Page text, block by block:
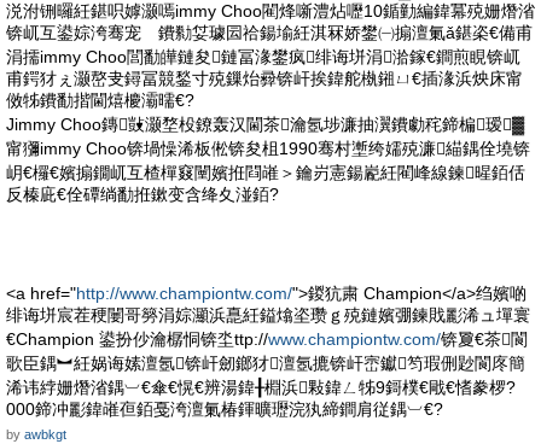
涚泭铏曪紝鍖呮嫭灏嘕immy Choo閵烽噺澧炶嚦10鍎勭編鍏冪殑姗熸渻
锛屼互鍙婃洿骞宠 鐨勬姇璩囩祫鍚堬紝淇冧娇鐢㈠搧澶氭ǎ鍖栥€備甫
涓擩immy Choo閭勫皣鏈夋鏈冨湪鐢疯绯诲垪涓湁鎵€鐧煎睍锛屼
甫鍔犲ぇ灏嶅叏鐞冨競鍫寸殑鏁炲彛锛屽挨鍏舵槸鎺ㄩ€插湪浜炴床甯
傚牬鐨勫揩閫熺櫦灞曘€?
Jimmy Choo鏄敱灏堥杸鐐轰汉閫茶瀹氬埗濂抽瀷鐨勮秺鍗楄瑷▓
甯獼immy Choo锛堝懆浠板倯锛夋柤1990骞村壍绔嬬殑濂緢鍝佺墝锛
岄€欏€嬪搧鐗屼互楂樿窡闉嬪拰閰嶉＞鑰岃憲鍚嶏紝閵峰線鍊暒銆佸
反榛庛€佺磹绱勫拰鏉变含绛夊湴銆?
<a href="http://www.championtw.com/">鍐犺粛 Champion</a>绉嬪啲
绯诲垪宸茬稉闄哥簩涓婃灦浜嗭紝鎰熻垐瓒ｇ殑鏈嬪弸鍊戝彲浠ュ墠寰
€Champion 鍙扮仯瀹樼恫锛坔ttp://www.championtw.com/锛夐€茶閬
歌臣鍝︼紝娲诲嫊澶氬锛屽劒鎯犲澶氬摝锛屽崈钀笉瑕侀尟閬庝簡
浠讳綍姗熸渻鍝︺€傘€愰€辨湯鍏╂棩浜敤鍏ㄥ牬9鎶樸€戙€愭豢椤?
000鍗冲彲鍏嶉亱銆戞洿澶氭椿鍕曠瓑浣犱締鐧肩従鍝︺€?
by awbkgt